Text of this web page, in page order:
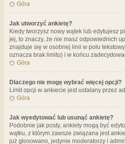
Góra
Jak utworzyć ankietę?
Kiedy tworzysz nowy wątek lub edytujesz
jej, to znaczy, że nie masz odpowiednich
znajduje się w osobnej linii w polu
oznacza brak limitu) i w końcu
Góra
Dlaczego nie mogę wybrać więcej opcji?
Limit opcji w ankiecie jest ustalany przez
Góra
Jak wyedytować lub usunąć ankietę?
Podobnie jak posty, ankiety mogą być
wątku, z którym zawsze związana jest
już głosowano, jedynie moderatorzy i